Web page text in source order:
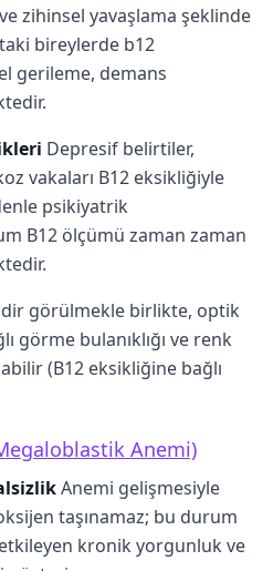
zihinsel yavaşlama şeklinde
bireylerde b12
gerileme, demans
Depresif belirtiler,
vakaları B12 eksikliğiyle
psikiyatrik
B12 ölçümü zaman zaman
görülmekle birlikte, optik
görme bulanıklığı ve renk
(B12 eksikliğine bağlı
Anemi)
Anemi gelişmesiyle
taşınamaz; bu durum
kronik yorgunluk ve